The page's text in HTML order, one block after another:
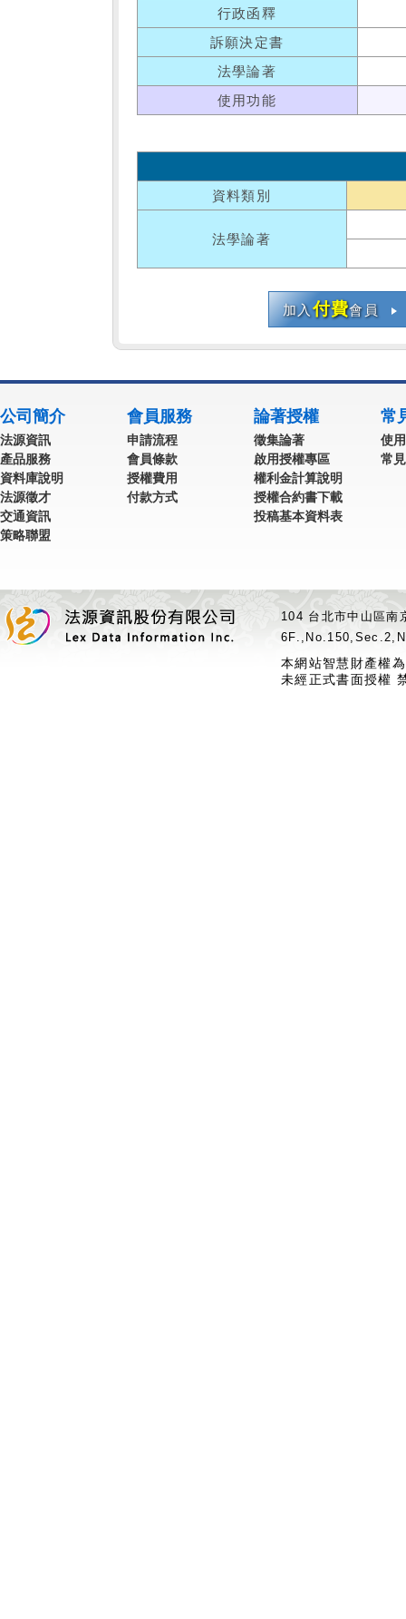
行政函釋
訴願決定書
法學論著
使用功能
資料類別
法學論著
加入付費會員
公司簡介
法源資訊
產品服務
資料庫說明
法源徵才
交通資訊
策略聯盟
會員服務
申請流程
會員條款
授權費用
付款方式
論著授權
徵集論著
啟用授權專區
權利金計算說明
授權合約書下載
投稿基本資料表
常
使
常
104 台北市中山區
本網站智慧財產權
未經正式書面授權